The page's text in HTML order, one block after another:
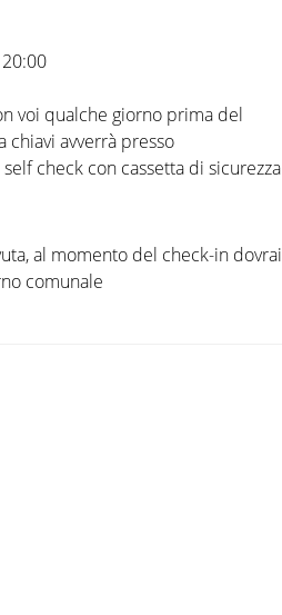
voi qualche giorno prima del
chiavi avverrà presso
check con cassetta di sicurezza
al momento del check-in dovrai
comunale